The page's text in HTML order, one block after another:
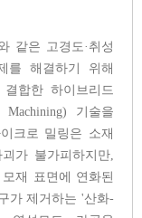
같은 고경도·취성
를 해결하기 위해
합한 하이브리드
Machining) 기술을
크로 밀링은 소재
가 불가피하지만,
재 표면에 연화된
가 제거하는 '산화-